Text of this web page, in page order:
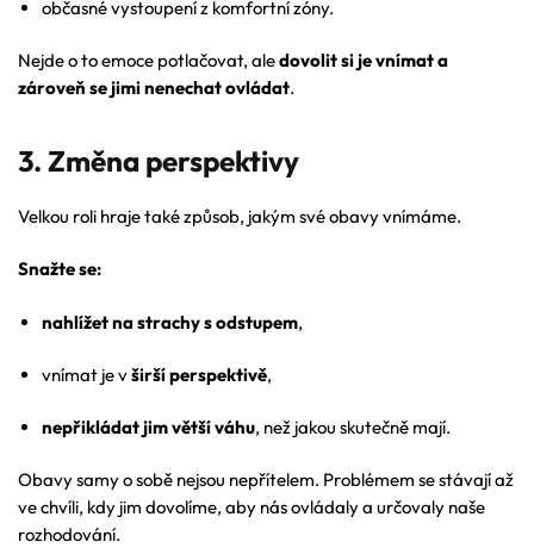
občasné vystoupení z komfortní zóny.
Nejde o to emoce potlačovat, aledovolit si je vnímat a
zároveň se jimi nenechat ovládat.
3. Změna perspektivy
Velkou roli hraje také způsob, jakým své obavy vnímáme.
Snažte se:
nahlížet na strachy s odstupem,
vnímat je vširší perspektivě,
nepřikládat jim větší váhu, než jakou skutečně mají.
Obavy samy o sobě nejsou nepřítelem. Problémem se stávají až
ve chvíli, kdy jim dovolíme, aby nás ovládaly a určovaly naše
rozhodování.